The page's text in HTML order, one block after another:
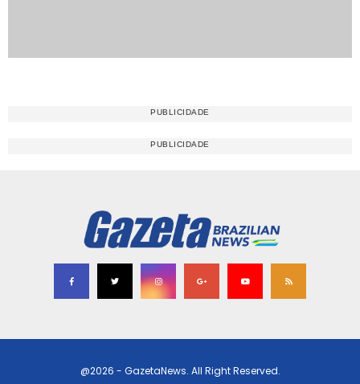
@2026 - GazetaNews. All Right Reserved.